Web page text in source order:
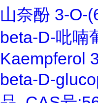
山奈酚 3-O-
beta-D-吡喃
Kaempferol
beta-D-